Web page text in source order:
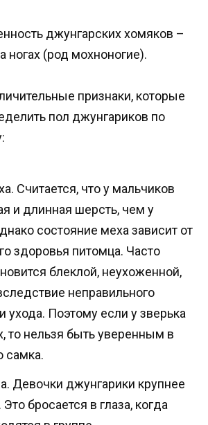
джунгарских хомяков –
ногах (род мохноногие).
признаки, которые
пол джунгариков по
Считается, что у мальчиков
и длинная шерсть, чем у
состояние меха зависит от
здоровья питомца. Часто
блеклой, неухоженной,
неправильного
ухода. Поэтому если у зверька
то нельзя быть уверенным в
самка.
Девочки джунгарики крупнее
бросается в глаза, когда